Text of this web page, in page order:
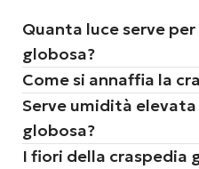
composizioni di
minimalisti per il
pulito
Quanta luce serve
globosa?
Come si annaffia la
Serve umidità
globosa?
I fiori della craspedia